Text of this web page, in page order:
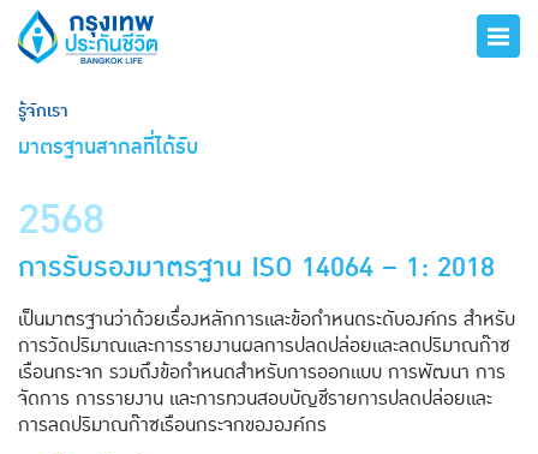
รู้จักเรา
มาตรฐานสากลที่ได้รับ
2568
การรับรองมาตรฐาน ISO 14064 – 1: 2018
เป็นมาตรฐานว่าด้วยเรื่องหลักการและข้อกำหนดระดับองค์กร สำหรับ
การวัดปริมาณและการรายงานผลการปลดปล่อยและลดปริมาณก๊าซ
เรือนกระจก รวมถึงข้อกำหนดสำหรับการออกแบบ การพัฒนา การ
จัดการ การรายงาน และการทวนสอบบัญชีรายการปลดปล่อยและ
การลดปริมาณก๊าซเรือนกระจกขององค์กร